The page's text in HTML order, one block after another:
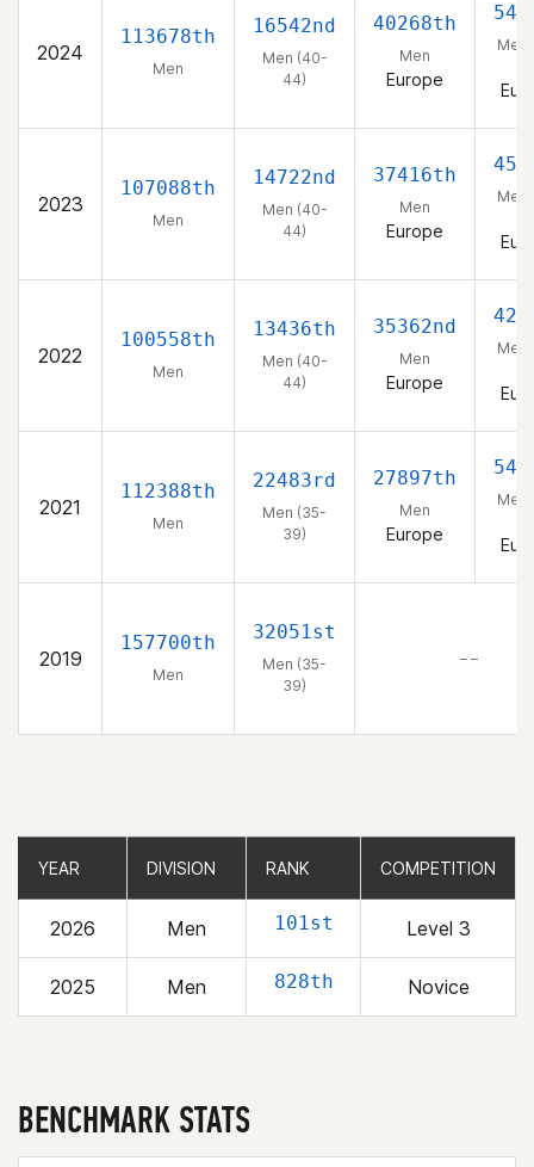
2024
113678th
Men
16542nd
Men (40-
44)
40268th
Men
Europe
Men
2023
107088th
Men
14722nd
Men (40-
44)
37416th
Men
Europe
Men
2022
100558th
Men
13436th
Men (40-
44)
35362nd
Men
Europe
Men
2021
112388th
Men
22483rd
Men (35-
39)
27897th
Men
Europe
Men
2019
157700th
Men
32051st
Men (35-
39)
– –
YEAR DIVISION RANK COMPETITION
2026 Men 101st Level 3
2025 Men 828th Novice
YEAR DIVISION RANK COMPETITION
BENCHMARK STATS